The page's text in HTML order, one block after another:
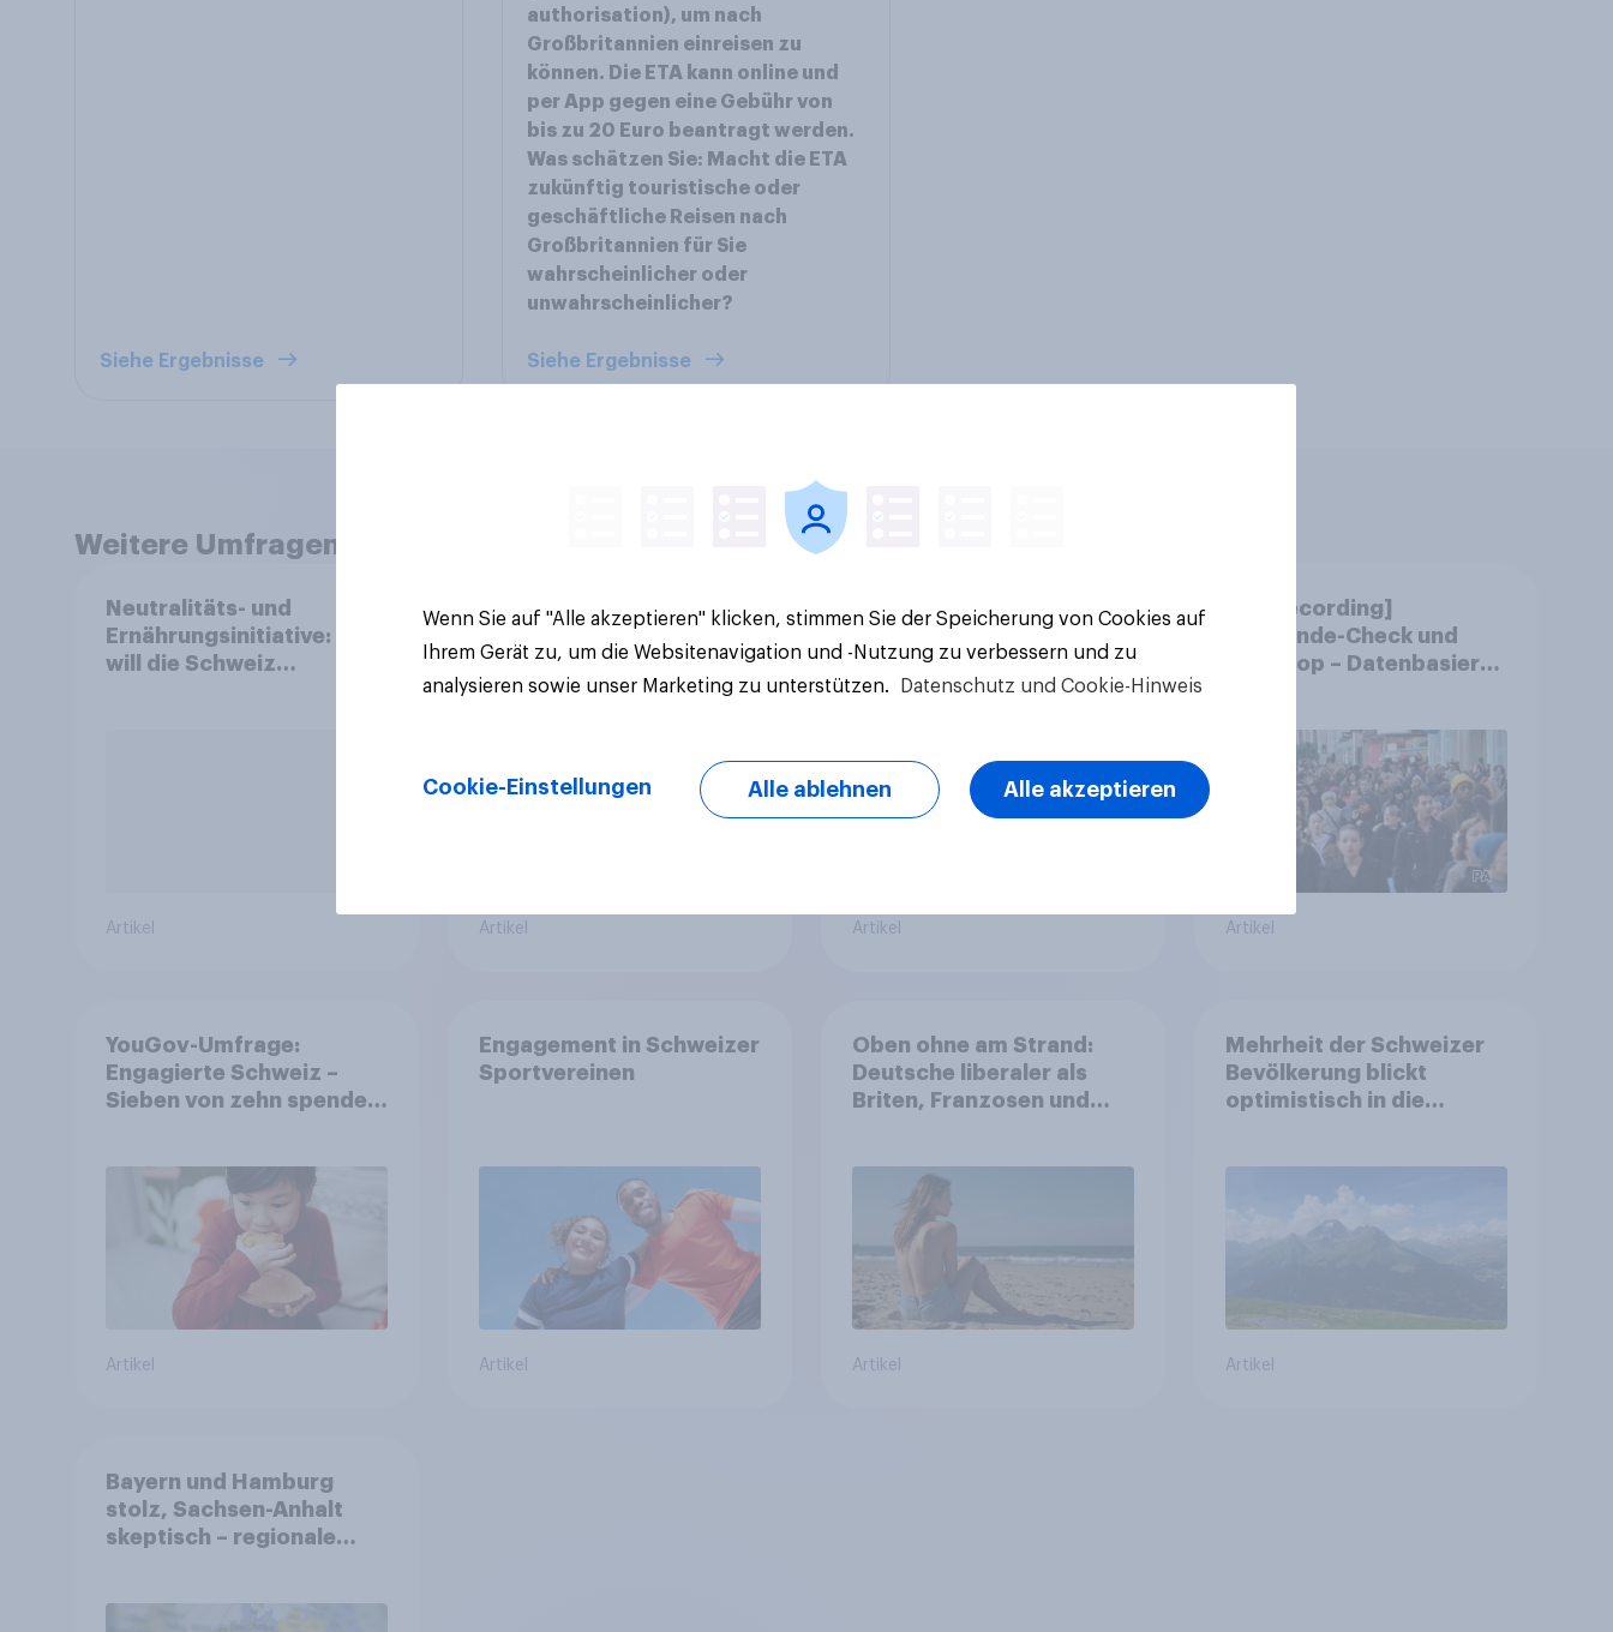
Siehe Ergebnisse
authorisation), um nach
Großbritannien einreisen zu
können. Die ETA kann online und
per App gegen eine Gebühr von
bis zu 20 Euro beantragt werden.
Was schätzen Sie: Macht die ETA
zukünftig touristische oder
geschäftliche Reisen nach
Großbritannien für Sie
wahrscheinlicher oder
unwahrscheinlicher?
Siehe Ergebnisse
Weitere Umfragen anzeigen
Neutralitäts- und
Ernährungsinitiative: Wie
will die Schweiz
Artikel
Marken im Pride-Check
2026: Zwischen Haltung
und Wirkung
Artikel
Finanz-Talk: Mit wem
sprechen die Deutschen
eigentlich über Geld?
Artikel
[CH Recording]
Gemeinde-Check und
StratPop – Datenbasierte
Artikel
YouGov-Umfrage:
Engagierte Schweiz –
Sieben von zehn spenden,
Artikel
Engagement in Schweizer
Sportvereinen
Artikel
Oben ohne am Strand:
Deutsche liberaler als
Briten, Franzosen und
Artikel
Mehrheit der Schweizer
Bevölkerung blickt
optimistisch in die
Gesundheitswesen und
Altersvorsorge
Artikel
Bayern und Hamburg
stolz, Sachsen-Anhalt
skeptisch – regionale
Europa im Osten am
Wenn Sie auf "Alle akzeptieren" klicken, stimmen Sie der Speicherung von Cookies auf
Ihrem Gerät zu, um die Websitenavigation und -Nutzung zu verbessern und zu
analysieren sowie unser Marketing zu unterstützen.
Datenschutz und Cookie-Hinweis
Cookie-Einstellungen Alle ablehnen Alle akzeptieren